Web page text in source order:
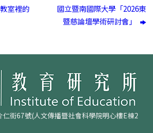
室裡的
國立暨南國際大學「2026東
暨慈論壇學術研討會」
街67號(人文傳播暨社會科學院明心樓E棟2